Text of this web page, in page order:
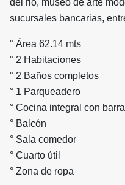
del rio, museo de arte
sucursales bancarias,
° Área 62.14 mts
° 2 Habitaciones
° 2 Baños completos
° 1 Parqueadero
° Cocina integral con
° Balcón
° Sala comedor
° Cuarto útil
° Zona de ropa